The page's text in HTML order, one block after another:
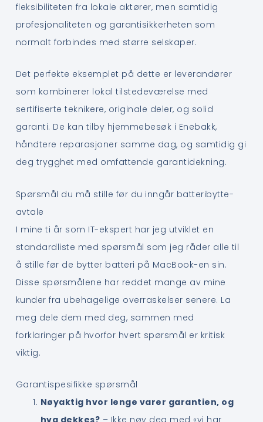
fleksibiliteten fra lokale aktører, men samtidig
profesjonaliteten og garantisikkerheten som
normalt forbindes med større selskaper.
Det perfekte eksemplet på dette er leverandører
som kombinerer lokal tilstedeværelse med
sertifiserte teknikere, originale deler, og solid
garanti. De kan tilby hjemmebesøk i Enebakk,
håndtere reparasjoner samme dag, og samtidig gi
deg trygghet med omfattende garantidekning.
Spørsmål du må stille før du inngår batteribytte-
avtale
I mine ti år som IT-ekspert har jeg utviklet en
standardliste med spørsmål som jeg råder alle til
å stille før de bytter batteri på MacBook-en sin.
Disse spørsmålene har reddet mange av mine
kunder fra ubehagelige overraskelser senere. La
meg dele dem med deg, sammen med
forklaringer på hvorfor hvert spørsmål er kritisk
viktig.
Garantispesifikke spørsmål
Nøyaktig hvor lenge varer garantien, og